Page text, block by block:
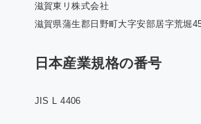
滋賀東リ株式会社
滋賀県蒲生郡日野町大字安部居字荒堀
日本産業規格の番号
JIS L 4406